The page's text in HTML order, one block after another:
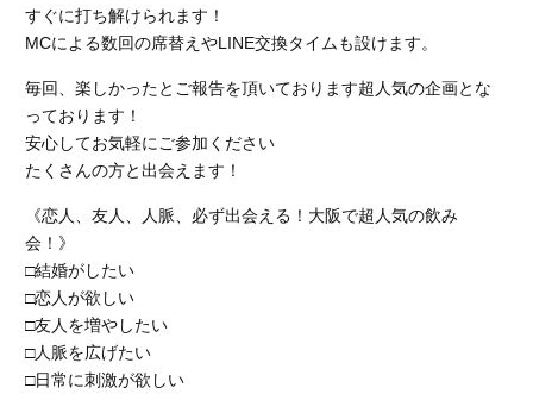
すぐに打ち解けられます！
MCによる数回の席替えやLINE交換タイムも設けます。
毎回、楽しかったとご報告を頂いております超人気の企画とな
っております！
安心してお気軽にご参加ください
たくさんの方と出会えます！
《恋人、友人、人脈、必ず出会える！大阪で超人気の飲み
会！》
□結婚がしたい
□恋人が欲しい
□友人を増やしたい
□人脈を広げたい
□日常に刺激が欲しい